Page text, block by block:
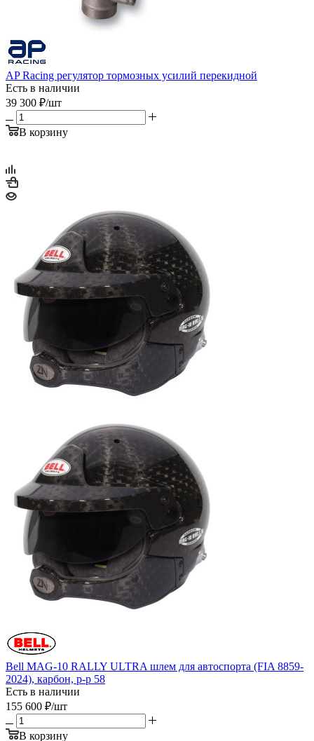
AP Racing регулятор тормозных усилий перекидной
Есть в наличии
39 300 ₽/шт
В корзину
Bell MAG-10 RALLY ULTRA шлем для автоспорта (FIA 8859-
2024), карбон, р-р 58
Есть в наличии
155 600 ₽/шт
В корзину